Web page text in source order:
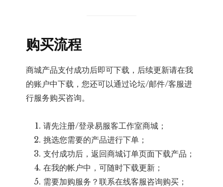
购买流程
商城产品支付成功后即可下载，后续更新请在我
的账户中下载，您还可以通过论坛/邮件/客服进
行服务购买咨询。
请先注册/登录易服客工作室商城；
挑选您需要的产品进行下单；
支付成功后，返回商城订单页面下载产品；
在我的帐户中，可随时下载更新；
需要加购服务？联系在线客服咨询购买；